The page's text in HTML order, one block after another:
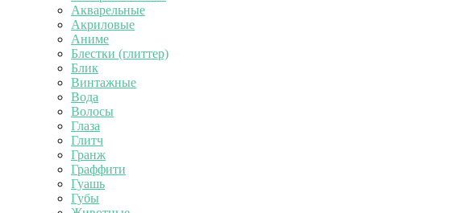
Акварельные
Акриловые
Аниме
Блестки (глиттер)
Блик
Винтажные
Вода
Волосы
Глаза
Глитч
Гранж
Граффити
Гуашь
Губы